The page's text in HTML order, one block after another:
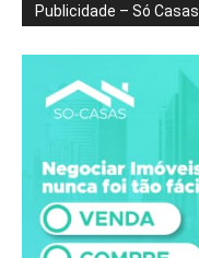
Publicidade – Só Casas